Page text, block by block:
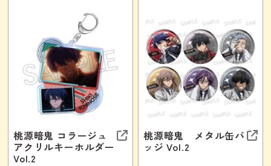
桃源暗鬼 コラージュ
アクリルキーホルダー
Vol.2
桃源暗鬼 メタル缶バ
ッジ Vol.2